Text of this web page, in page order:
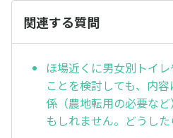
関連する質問
ほ場近くに男女別トイ
ことを検討しても、内
係（農地転用の必要な
もしれません。どうした